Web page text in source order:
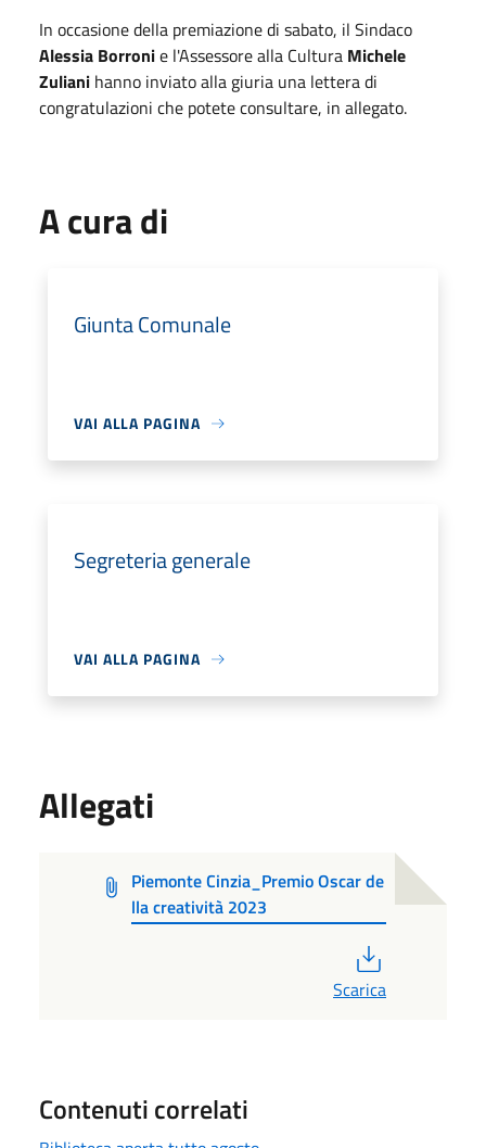
In occasione della premiazione di sabato, il Sindaco
Alessia Borronie l'Assessore alla Cultura Michele
Zuliani hanno inviato alla giuria una lettera di
congratulazioni che potete consultare, in allegato.
A cura di
Giunta Comunale
VAI ALLA PAGINA
Segreteria generale
VAI ALLA PAGINA
Allegati
Piemonte Cinzia_Premio Oscar de
lla creatività 2023
Scarica
Contenuti correlati